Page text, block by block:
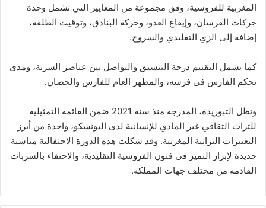
المغربية للفروسية، وفق مجموعة من المعايير التي تشمل وحدة
حركات الفرسان، وإيقاع العدو، وحركة البنادق، وتوقيت الطلقة،
إضافة إلى الزي التقليدي والسروج.
كما يشمل التقييم درجة التنسيق والتواصل بين عناصر السربة، ومدى
تحكم الفارس في فرسه، والمظهر العام للفارس والحصان.
وتظل التبوريدة، المدرجة منذ سنة 2021 ضمن القائمة التمثيلية
للتراث الثقافي غير المادي للإنسانية لدى اليونسكو، واحدة من أبرز
التعبيرات التراثية المغربية. وقد شكلت هذه الدورة الاحتفالية مناسبة
جديدة لإبراز التميز في فنون الفروسية التقليدية، والاحتفاء بالسربات
القادمة من مختلف جهات المملكة.